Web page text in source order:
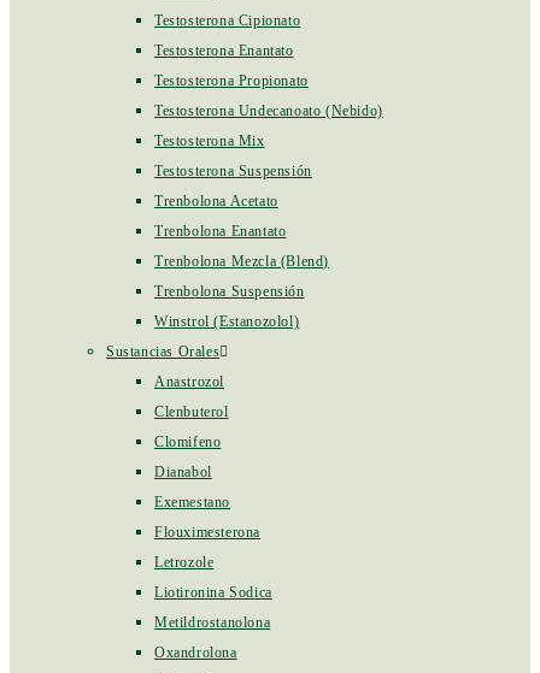
Testosterona Cipionato
Testosterona Enantato
Testosterona Propionato
Testosterona Undecanoato (Nebido)
Testosterona Mix
Testosterona Suspensión
Trenbolona Acetato
Trenbolona Enantato
Trenbolona Mezcla (Blend)
Trenbolona Suspensión
Winstrol (Estanozolol)
Sustancias Orales
Anastrozol
Clenbuterol
Clomifeno
Dianabol
Exemestano
Flouximesterona
Letrozole
Liotironina Sodica
Metildrostanolona
Oxandrolona